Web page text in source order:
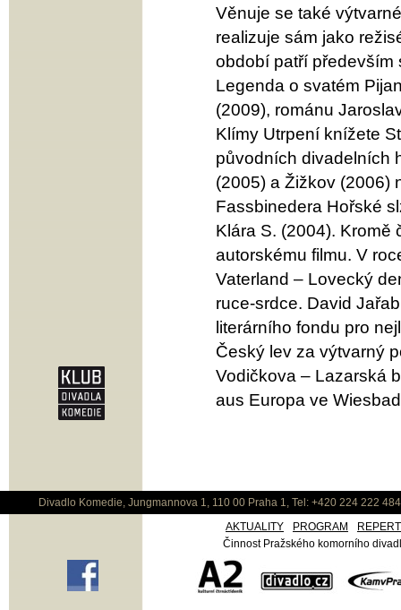
Věnuje se také
realizuje sám jako
období patří
Legenda o svatém
(2009), románu
Klímy Utrpení knížete
původních divadelních
(2005) a Žižkov (2006)
Fassbinedera Hořské
Klára S. (2004). Kromě
autorskému filmu. V
Vaterland – Lovecký
ruce-srdce. David
literárního fondu pro
Český lev za výtvarný
Vodičkova – Lazarská
aus Europa ve
Divadlo Komedie, Jungmannova 1, 110 00 Praha 1, Tel: +420 224 222
AKTUALITY
PROGRAM
Činnost Pražského komorního